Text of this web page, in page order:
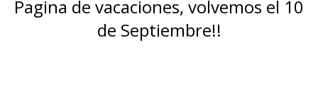
Pagina de vacaciones, volvemos el 10
de Septiembre!!